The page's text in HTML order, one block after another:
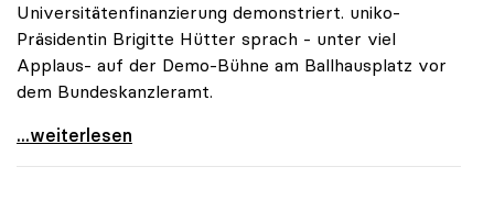
Universitätenfinanzierung demonstriert. uniko-
Präsidentin Brigitte Hütter sprach - unter viel
Applaus- auf der Demo-Bühne am Ballhausplatz vor
dem Bundeskanzleramt.
\"Wir nehmen es nicht hin\": Rede von
...weiterlesen